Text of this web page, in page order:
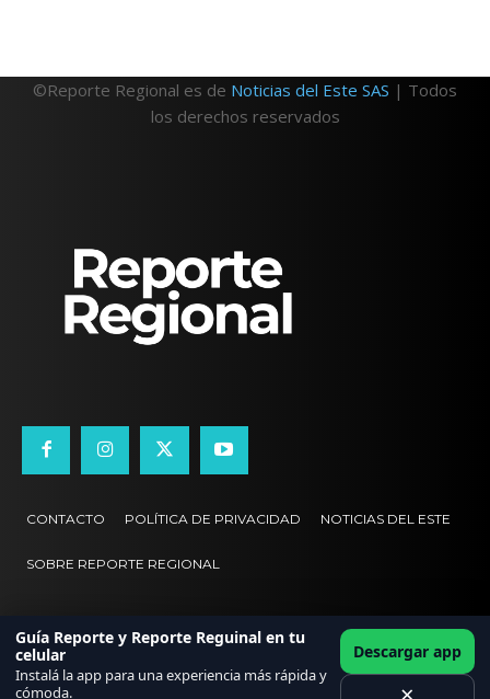
©Reporte Regional es de Noticias del Este SAS | Todos
los derechos reservados
CONTACTO POLÍTICA DE PRIVACIDAD NOTICIAS DEL ESTE
SOBRE REPORTE REGIONAL
Guía Reporte y Reporte Reguinal en tu
celular
Instalá la app para una experiencia más rápida y
cómoda.
Descargar app